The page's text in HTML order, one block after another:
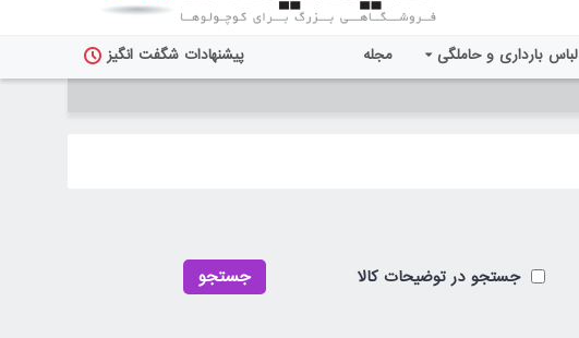
پیشنهادات شگفت انگیز لباس بارداری و حاملگی مجله
جستجو در توضیحات کالا